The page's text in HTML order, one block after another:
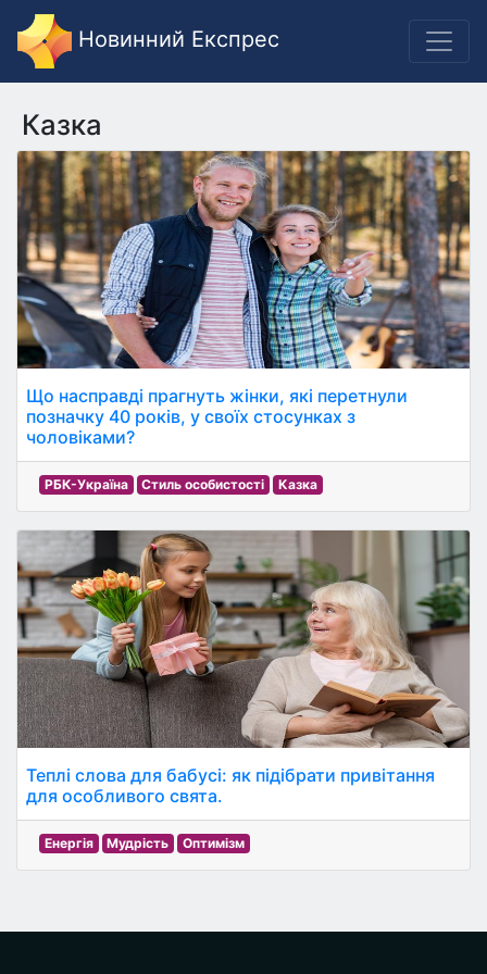
Новинний Експрес
Казка
Що насправді прагнуть жінки, які перетнули
позначку 40 років, у своїх стосунках з
чоловіками?
РБК-Україна Стиль особистості Казка
Теплі слова для бабусі: як підібрати привітання
для особливого свята.
Енергія Мудрість Оптимізм